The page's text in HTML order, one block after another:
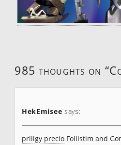
985 thoughts on “
HekEmisee says:
priligy precio Follistim and